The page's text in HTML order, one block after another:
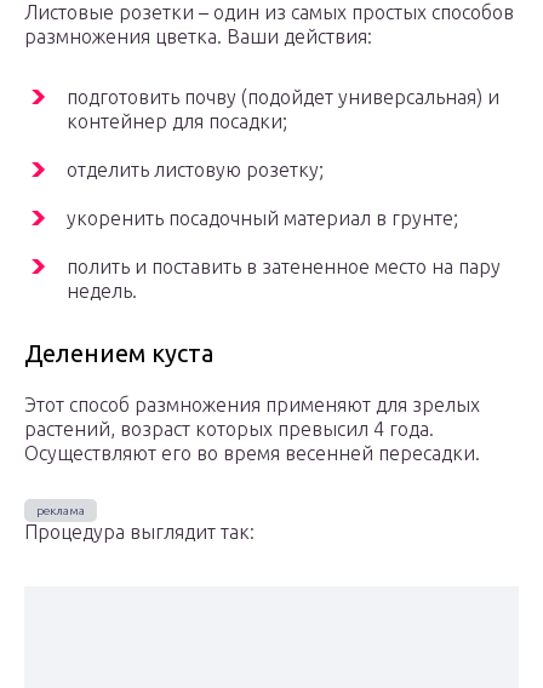
Листовые розетки – один из самых простых способов
размножения цветка. Ваши действия:
подготовить почву (подойдет универсальная) и
контейнер для посадки;
отделить листовую розетку;
укоренить посадочный материал в грунте;
полить и поставить в затененное место на пару
недель.
Делением куста
Этот способ размножения применяют для зрелых
растений, возраст которых превысил 4 года.
Осуществляют его во время весенней пересадки.
Процедура выглядит так: